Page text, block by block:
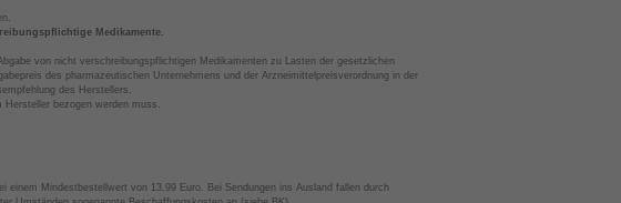
Medikamente.
von nicht verschreibungspflichtigen Medikamenten zu Lasten der gesetzlichen
des pharmazeutischen Unternehmens und der Arzneimittelpreisverordnung in der
des Herstellers.
bezogen werden muss.
Mindestbestellwert von 13,99 Euro. Bei Sendungen ins Ausland fallen durch